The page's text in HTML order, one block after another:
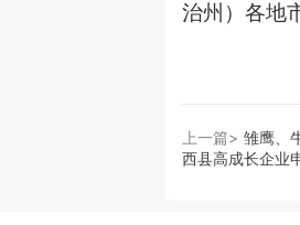
治州）各地
上一篇> 雏鹰、
西县高成长企业